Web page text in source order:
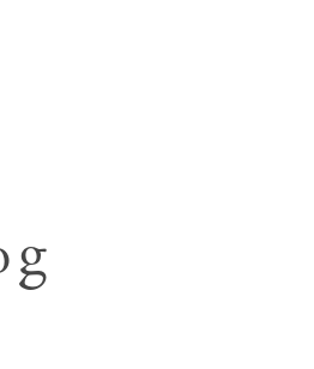
ハーフ成人式･10歳の祝い記念撮影
マタニティフォト撮影